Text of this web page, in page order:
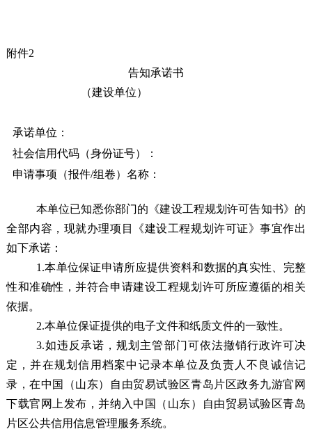
附件2
告知承诺书
（建设单位）
承诺单位：
社会信用代码（身份证号）：
申请事项（报件/组卷）名称：
本单位已知悉你部门的《建设工程规划许可告知书》的
全部内容，现就办理项目《建设工程规划许可证》事宜作出
如下承诺：
1 .本单位保证申请所应提供资料和数据的真实性、完整
性和准确性，并符合申请建设工程规划许可所应遵循的相关
依据。
2.本单位保证提供的电子文件和纸质文件的一致性。
3.如违反承诺，规划 主管部门可依法撤销行政许可决
定，并在规划信用档案中记录本单位 及负责人不良诚信记
录，在中国（山东）自由贸易试验区青岛片区政务九游官网
下载官网
上发布，并纳入中国（山东）自由贸易试验区青岛
片区公共信用信息管理服务系统。